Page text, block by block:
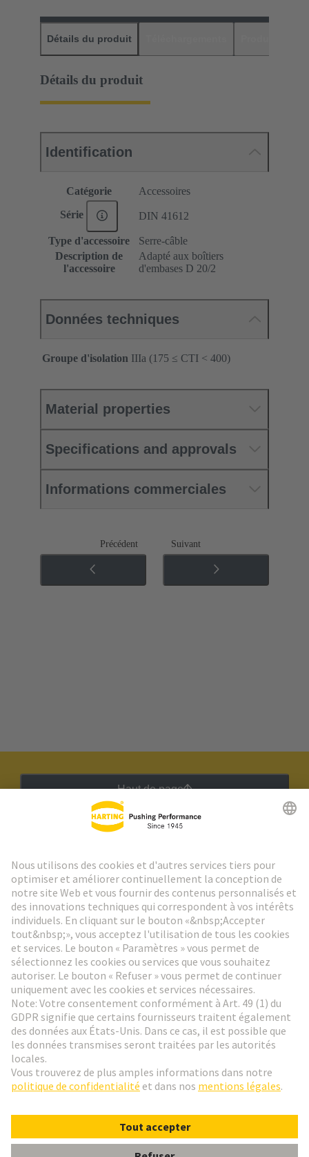
Détails du produit
Détails du produit
Identification
Catégorie Accessoires
Série DIN 41612
Type d'accessoire
Serre-câble
Description de
l'accessoire
Adapté aux boîtiers
d'embases D 20/2
Données techniques
Groupe d'isolation IIIa (175 ≤ CTI < 400)
Material properties
Specifications and approvals
Informations commerciales
Précédent Suivant
Haut de page
Aller à l'inscription
Social Media
France Français
© HARTING Technology Group